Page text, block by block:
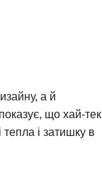
а й
що хай-тек
і затишку в